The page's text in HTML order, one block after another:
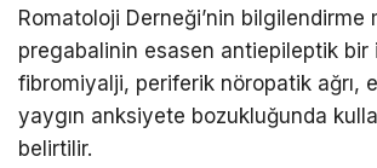
Romatoloji Derneği’nin bilgilendirme
pregabalinin esasen antiepileptik bir
fibromiyalji, periferik nöropatik ağrı,
yaygın anksiyete bozukluğunda
belirtilir.